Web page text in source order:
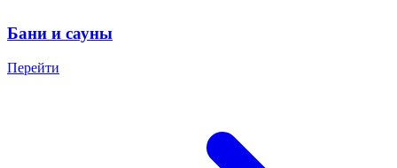
Бани и сауны
Перейти